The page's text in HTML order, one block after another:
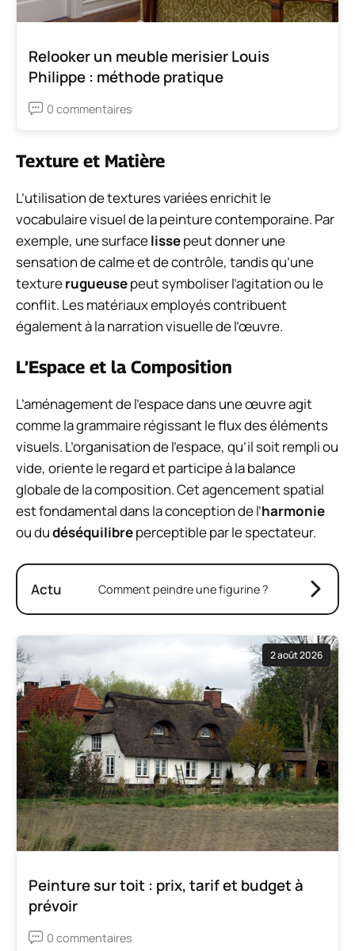
Relooker un meuble merisier Louis
Philippe : méthode pratique
0 commentaires
Texture et Matière
L’utilisation de textures variées enrichit le
vocabulaire visuel de la peinture contemporaine. Par
exemple, une surfacelissepeut donner une
sensation de calme et de contrôle, tandis qu’une
texturerugueusepeut symboliser l’agitation ou le
conflit. Les matériaux employés contribuent
également à la narration visuelle de l’œuvre.
L’Espace et la Composition
L’aménagement de l’espace dans une œuvre agit
comme la grammaire régissant le flux des éléments
visuels. L’organisation de l’espace, qu’il soit rempli ou
vide, oriente le regard et participe à la balance
globale de la composition. Cet agencement spatial
est fondamental dans la conception de l’harmonie
ou dudéséquilibreperceptible par le spectateur.
Actu Comment peindre une figurine ?
2 août 2026
Peinture sur toit : prix, tarif et budget à
prévoir
0 commentaires